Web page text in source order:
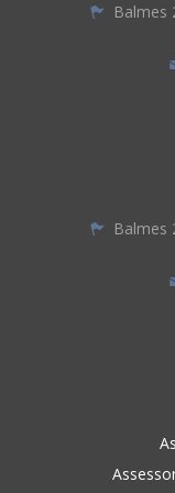
Balmes
Balmes